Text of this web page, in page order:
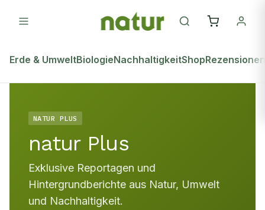
Erde & UmweltBiologieNachhaltigkeitShopRezensionen
NATUR PLUS
natur Plus
Exklusive Reportagen und
Hintergrundberichte aus Natur, Umwelt
und Nachhaltigkeit.